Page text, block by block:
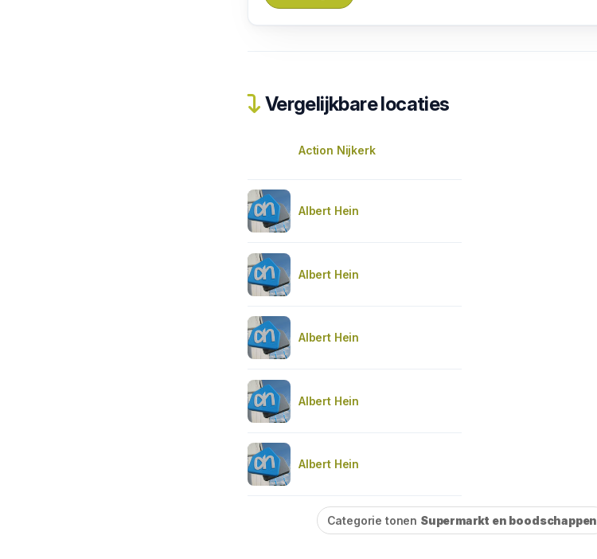
Vergelijkbare locaties
Action Nijkerk
Albert Hein
Albert Hein
Albert Hein
Albert Hein
Albert Hein
Categorie tonen Supermarkt en boodschappen